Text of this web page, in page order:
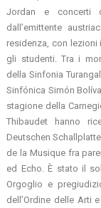
Jordan e concerti
dall’emittente
residenza, con
gli studenti. Tra i
della Sinfonia
Sinfónica Simón
stagione della
Thibaudet hanno
Deutschen
de la Musique fra
ed Echo. È stato il
Orgoglio e
dell’Ordine delle Arti